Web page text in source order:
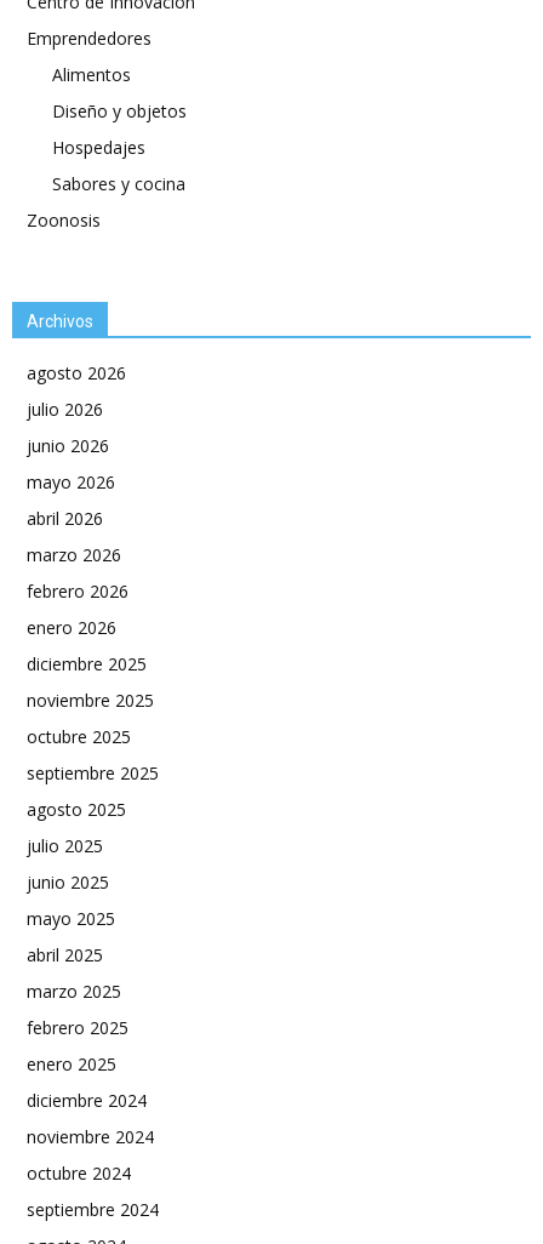
Emprendedores
Alimentos
Diseño y objetos
Hospedajes
Sabores y cocina
Zoonosis
Archivos
agosto 2026
julio 2026
junio 2026
mayo 2026
abril 2026
marzo 2026
febrero 2026
enero 2026
diciembre 2025
noviembre 2025
octubre 2025
septiembre 2025
agosto 2025
julio 2025
junio 2025
mayo 2025
abril 2025
marzo 2025
febrero 2025
enero 2025
diciembre 2024
noviembre 2024
octubre 2024
septiembre 2024